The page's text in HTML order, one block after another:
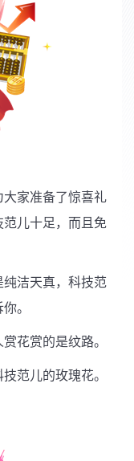
家准备了惊喜礼
儿十足，而且免
洁天真，科技范
。
花赏的是纹路。
范儿的玫瑰花。